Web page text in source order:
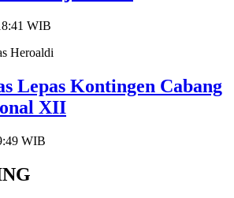
WIB
Lepas Kontingen Cabang
XII
WIB